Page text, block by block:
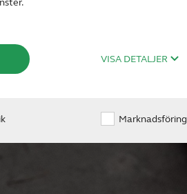
VISA DETALJER
Marknadsföring